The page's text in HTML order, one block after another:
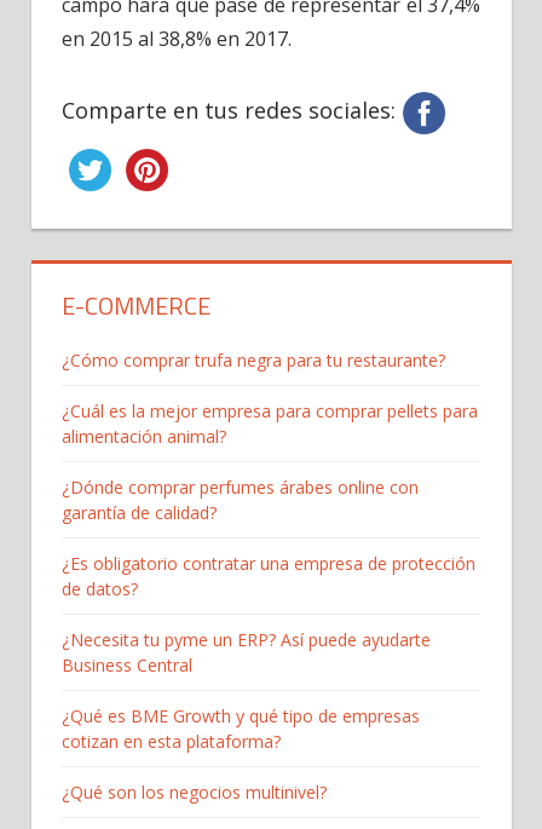
en 2015 al 38,8% en 2017.
Comparte en tus redes sociales:
E-COMMERCE
¿Cómo comprar trufa negra para tu restaurante?
¿Cuál es la mejor empresa para comprar pellets para
alimentación animal?
¿Dónde comprar perfumes árabes online con
garantía de calidad?
¿Es obligatorio contratar una empresa de protección
de datos?
¿Necesita tu pyme un ERP? Así puede ayudarte
Business Central
¿Qué es BME Growth y qué tipo de empresas
cotizan en esta plataforma?
¿Qué son los negocios multinivel?